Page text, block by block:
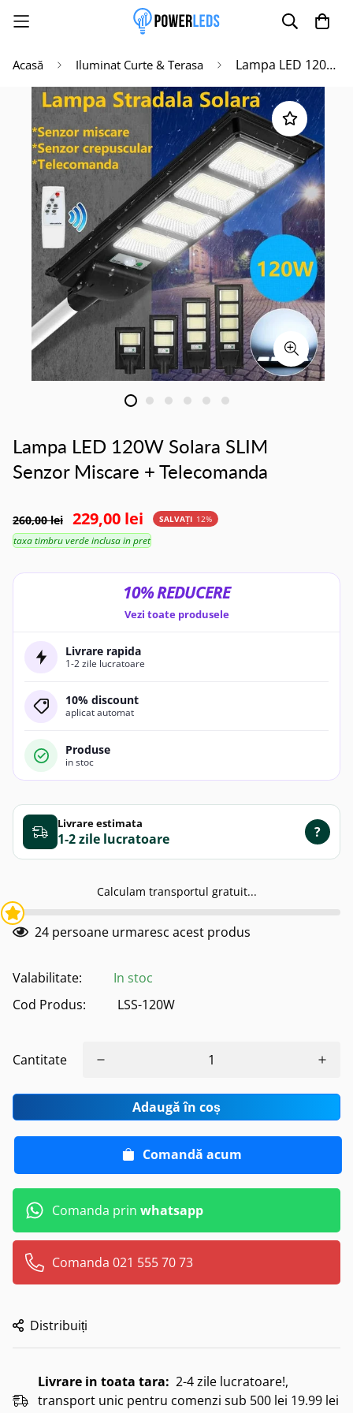
Acasă Iluminat Curte & Terasa Lampa LED 120W Solara SLIM Senzor Miscare + Telecomanda
Lampa LED 120W Solara SLIM
Senzor Miscare + Telecomanda
260,00 lei 229,00 lei SALVAȚI 12%
taxa timbru verde inclusa in pret
10% REDUCERE
Vezi toate produsele
Livrare rapida
1-2 zile lucratoare
10% discount
aplicat automat
Produse
in stoc
Livrare estimata
1-2 zile ?
Calculam transportul gratuit...
24 persoane urmaresc acest produs
Valabilitate:
In stoc
Cod Produs:
LSS-120W
Cantitate
Adaugă în coș
Comandă acum
Comanda prin whatsapp
Comanda 021 555 70 73
Distribuiți
Livrare in toata tara: 2-4 zile lucratoare!,
transport unic pentru comenzi sub 500 lei 19.99 lei
Poate mai târziu Activează notificările